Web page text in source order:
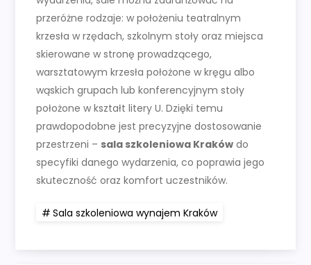
przeróżne rodzaje: w położeniu teatralnym
krzesła w rzędach, szkolnym stoły oraz miejsca
skierowane w stronę prowadzącego,
warsztatowym krzesła położone w kręgu albo
wąskich grupach lub konferencyjnym stoły
położone w kształt litery U. Dzięki temu
prawdopodobne jest precyzyjne dostosowanie
przestrzeni – sala szkoleniowa Kraków do
specyfiki danego wydarzenia, co poprawia jego
skuteczność oraz komfort uczestników.
Sala szkoleniowa wynajem Kraków